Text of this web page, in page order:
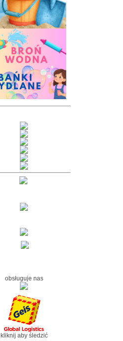
obsługuje nas
kliknij aby śledzić